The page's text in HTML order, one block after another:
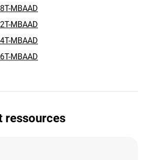
MBAAD
MBAAD
MBAAD
MBAAD
ressources